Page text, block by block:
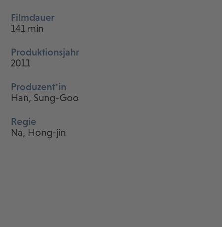
Filmdauer
141 min
Produktionsjahr
2011
Produzent*in
Han, Sung-Goo
Regie
Na, Hong-jin